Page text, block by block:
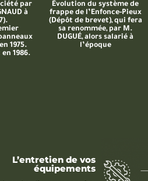
par
à
1975.
1986.
Évolution du système de
frappe de l’Enfonce-Pieux
(Dépôt de brevet), qui fera
sa renommée, par M.
DUGUÉ, alors salarié à
l’époque
L’entretien de vos
équipements